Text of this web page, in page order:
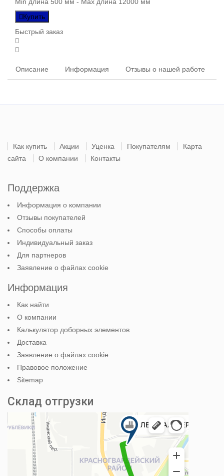
Купить
Быстрый заказ
Описание Информация Отзывы о нашей работе
Как купить Акции Уценка Покупателям
Карта
сайта
О компании Контакты
Поддержка
Информация о компании
Отзывы покупателей
Способы оплаты
Индивидуальный заказ
Для партнеров
Заявление о файлах cookie
Информация
Как найти
О компании
Калькулятор доборных элементов
Доставка
Заявление о файлах cookie
Правовое положение
Sitemap
Склад отгрузки